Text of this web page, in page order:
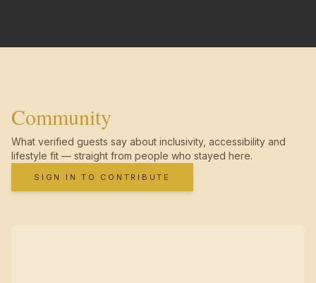
Community
What verified guests say about inclusivity, accessibility and
lifestyle fit — straight from people who stayed here.
SIGN IN TO CONTRIBUTE